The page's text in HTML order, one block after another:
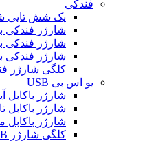
فندکی
پک شش تایی
شارژر فندکی
شارژر فندکی
شارژر فندکی
کلگی شارژر
یو اس بی USB
شارژر باکابل
شارژر باکابل
شارژر باکابل
کلگی شارژر USB